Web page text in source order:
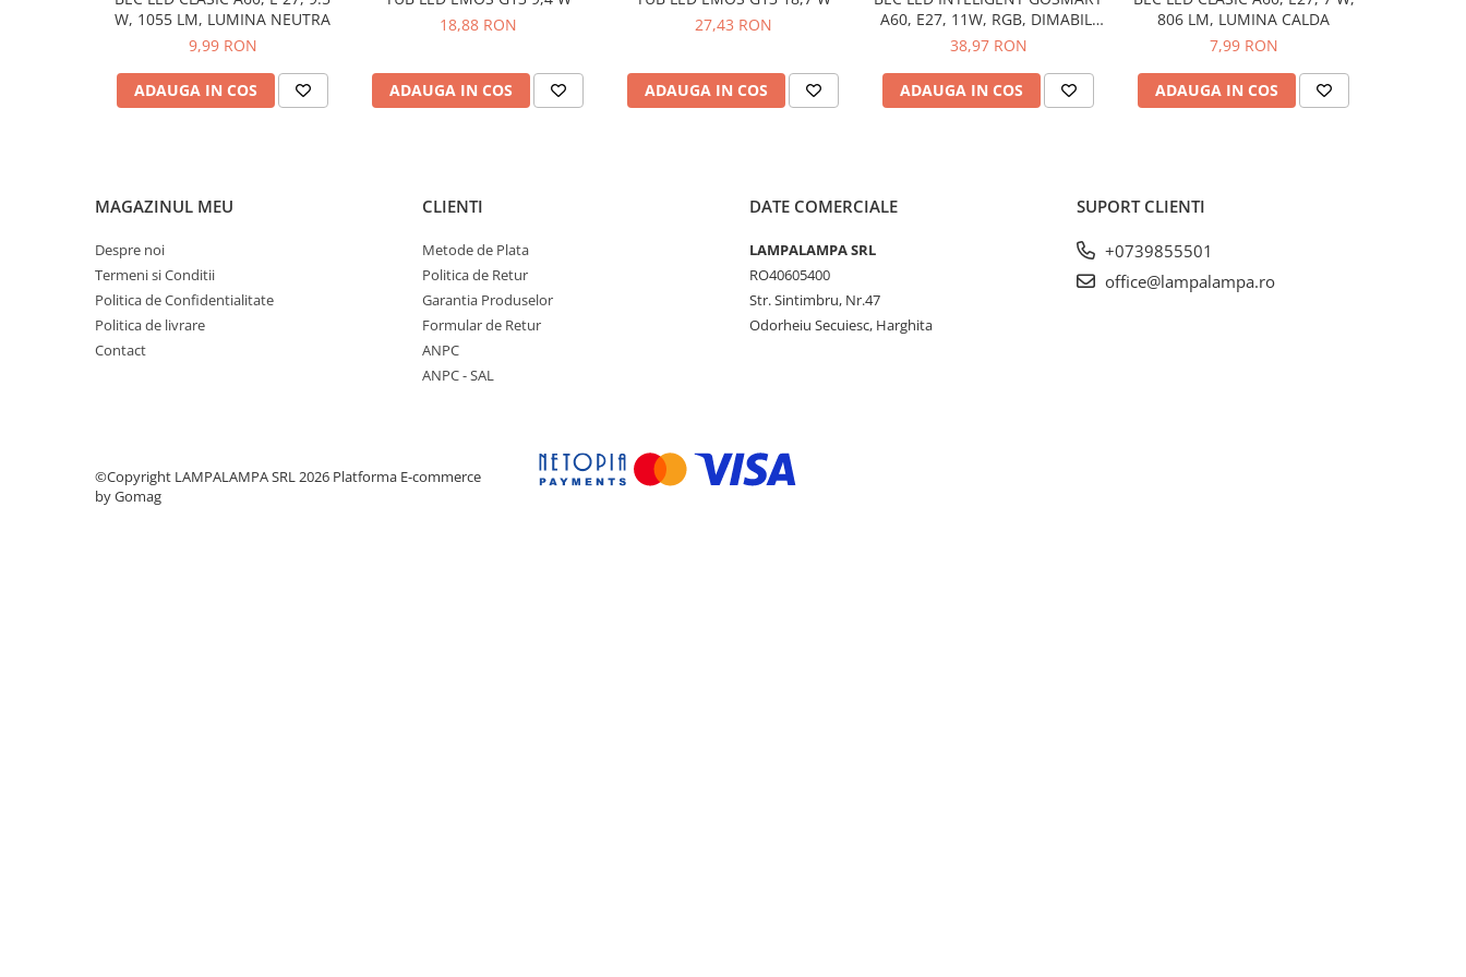
Multimetre/Testere
Prize programabile
Termostate
Baterii, acumulatori, incarcatoare
Iluminat festiv
Decoratiuni
Becuri led decorative
W, 1055 LM, LUMINA NEUTRA
9,99 RON
ADAUGA IN COS
18,88 RON
ADAUGA IN COS
27,43 RON
ADAUGA IN COS
A60, E27, 11W, RGB, DIMABIL,
WI-FI
38,97 RON
ADAUGA IN COS
806 LM, LUMINA CALDA
7,99 RON
ADAUGA IN COS
MAGAZINUL MEU
Despre noi
Termeni si Conditii
Politica de Confidentialitate
Politica de livrare
Contact
CLIENTI
Metode de Plata
Politica de Retur
Garantia Produselor
Formular de Retur
ANPC
ANPC - SAL
DATE COMERCIALE
LAMPALAMPA SRL
RO40605400
Str. Sintimbru, Nr.47
Odorheiu Secuiesc, Harghita
SUPORT CLIENTI
+0739855501
office@lampalampa.ro
©Copyright LAMPALAMPA SRL 2026 Platforma E-commerce
by Gomag